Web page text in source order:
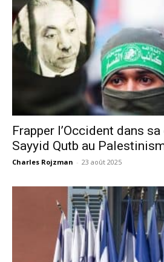
Frapper l’Occident dans
Sayyid Qutb au
Charles Rojzman - 23 août 2025